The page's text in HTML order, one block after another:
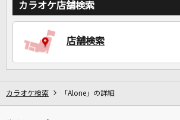
カラオケをもっと楽しもう！
カラオケ店舗検索
店舗検索
カラオケ検索 「Alone」の詳細